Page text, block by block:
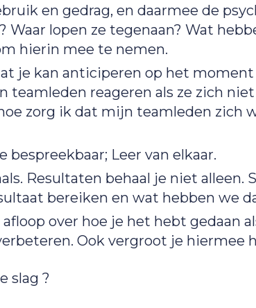
en gedrag, en daarmee de
lopen ze tegenaan? Wat
hierin mee te nemen.
je kan anticiperen op het moment
reageren als ze zich
zorg ik dat mijn teamleden zich
Leer van elkaar.
Resultaten behaal je niet alleen.
bereiken en wat hebben we
over hoe je het hebt gedaan
Ook vergroot je hiermee
slag ?